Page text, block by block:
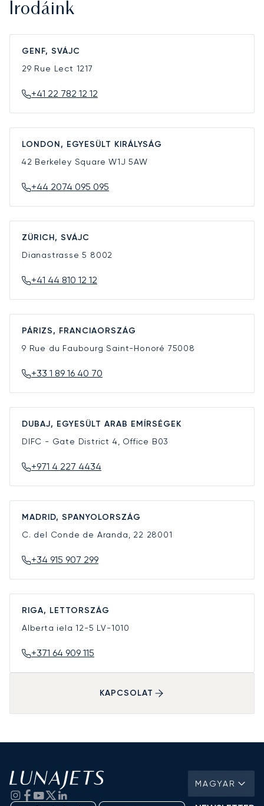
Irodáink
GENF, SVÁJC
29 Rue Lect 1217
+41 22 782 12 12
LONDON, EGYESÜLT KIRÁLYSÁG
42 Berkeley SquareW1J 5AW
+44 2074 095 095
ZÜRICH, SVÁJC
Dianastrasse 5 8002
+41 44 810 12 12
PÁRIZS, FRANCIAORSZÁG
9 Rue du Faubourg Saint-Honoré 75008
+33 1 89 16 40 70
DUBAJ, EGYESÜLT ARAB EMÍRSÉGEK
DIFC - Gate District 4, Office B03
+971 4 227 4434
MADRID, SPANYOLORSZÁG
C. del Conde de Aranda, 22 28001
+34 915 907 299
RIGA, LETTORSZÁG
Alberta iela 12-5 LV-1010
+371 64 909 115
KAPCSOLAT
MAGYAR